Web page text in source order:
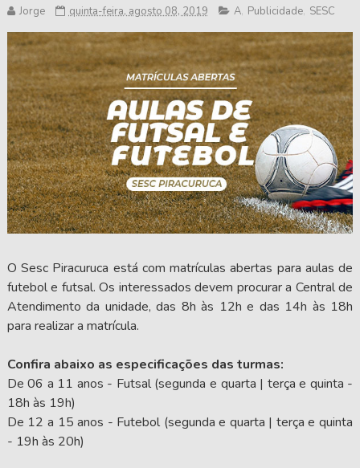
Jorge quinta-feira, agosto 08, 2019 A, Publicidade, SESC
O Sesc Piracuruca está com matrículas abertas para aulas de
futebol e futsal. Os interessados devem procurar a Central de
Atendimento da unidade, das 8h às 12h e das 14h às 18h
para realizar a matrícula.
Confira abaixo as especificações das turmas:
De 06 a 11 anos - Futsal (segunda e quarta | terça e quinta -
18h às 19h)
De 12 a 15 anos - Futebol (segunda e quarta | terça e quinta
- 19h às 20h)